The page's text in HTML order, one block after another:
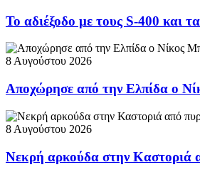
Το αδιέξοδο με τους S-400 και
8 Αυγούστου 2026
Αποχώρησε από την Ελπίδα ο
8 Αυγούστου 2026
Νεκρή αρκούδα στην Καστοριά